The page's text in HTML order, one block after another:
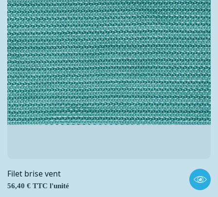
Filet brise vent
Prix
56,40 € TTC l'unité